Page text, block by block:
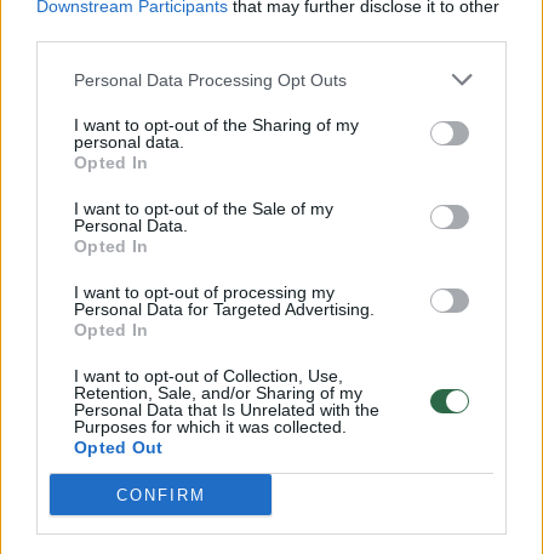
Downstream Participants that may further disclose it to other
Personal Data Processing Opt Outs
I want to opt-out of the Sharing of my
personal data.
Opted In
I want to opt-out of the Sale of my
Personal Data.
Opted In
I want to opt-out of processing my
Personal Data for Targeted Advertising.
Opted In
I want to opt-out of Collection, Use,
Retention, Sale, and/or Sharing of my
Personal Data that Is Unrelated with the
Purposes for which it was collected.
Opted Out
CONFIRM
Vaizdai iš tragiškos avarijos Vilniaus r.: dviejų moterų ir
vaizdas pribloškia
Žinios | Lietuvos diena
„Pagarba pirmajai premjerei“: pasidalijo jautriais
prisiminimais apie Kazimierą Prunskienę
Žinios | Lietuvos diena